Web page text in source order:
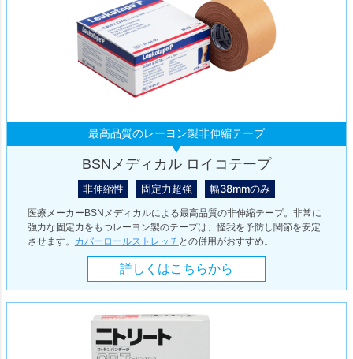
最高品質のレーヨン製非伸縮テープ
BSNメディカル ロイコテープ
非伸縮性 固定力超強 幅38mmのみ
医療メーカーBSNメディカルによる最高品質の非伸縮テープ。非常に
強力な固定力をもつレーヨン製のテープは、怪我を予防し関節を安定
させます。 カバーロールストレッチ との併用がおすすめ。
詳しくはこちらから